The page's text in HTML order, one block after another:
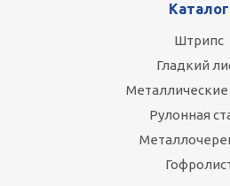
Каталог
Штрипс
Гладкий
Рулонная